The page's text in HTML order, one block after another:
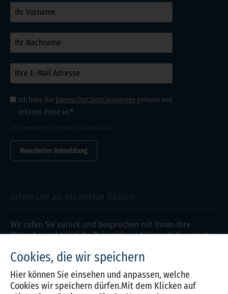
Cookies, die wir speichern
Hier können Sie einsehen und anpassen, welche
Cookies wir speichern dürfen.Mit dem Klicken auf
Ich habe die Datenschutz­bestimmungen gelesen und
erkenne diese an.
Newsletter Anmeldung
Wir rufen Sie zurück und besprechen mit Ihnen Ihre
Wünsche und mögliche Reiseziele und Veranstaltungsorte
Anfragen